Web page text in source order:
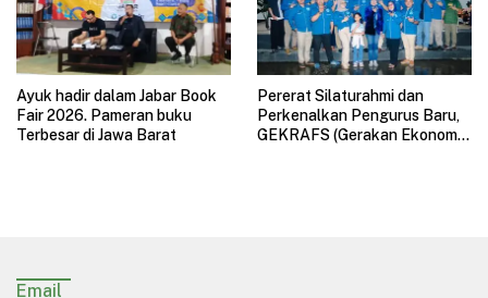
Ayuk hadir dalam Jabar Book
Fair 2026. Pameran buku
Terbesar di Jawa Barat
Pererat Silaturahmi dan
Perkenalkan Pengurus Baru,
GEKRAFS (Gerakan Ekonomi
Email